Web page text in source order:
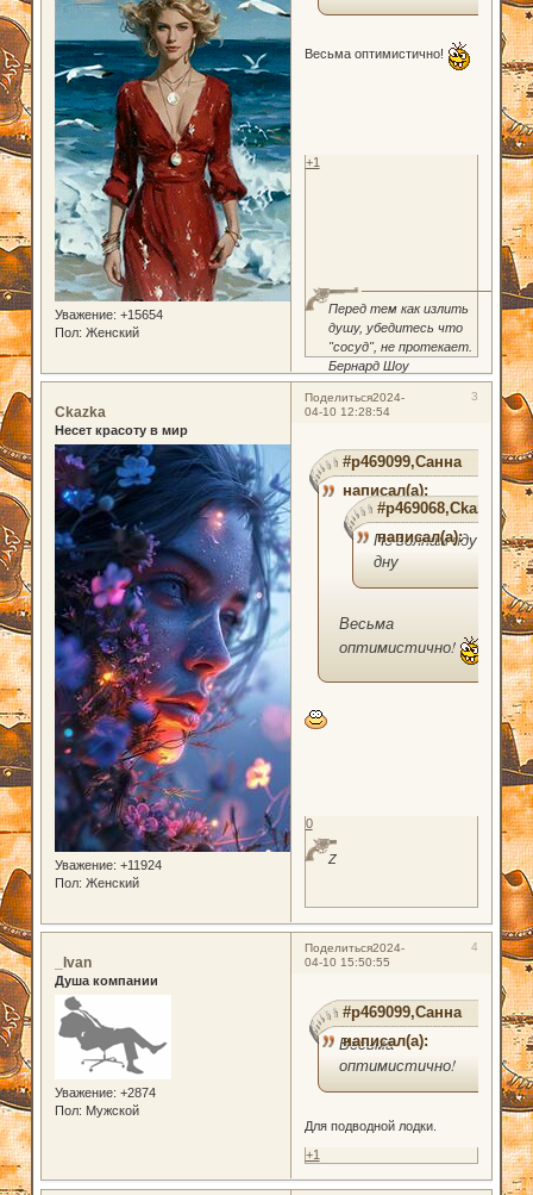
Уважение: +15654
Пол: Женский
Весьма оптимистично!
Перед тем как излить
душу, убедитесь что
"сосуд", не протекает.
Бернард Шоу
+1
Поделиться 3
2024-
04-10 12:28:54
Ckazka
Несет красоту в мир
Уважение: +11924
Пол: Женский
#p469099,Санна
написал(а):
#p469068,Ckazka
написал(а):
По волнам иду ко
дну
Весьма
оптимистично!
Z
0
Поделиться 4
2024-
04-10 15:50:55
_Ivan
Душа компании
Уважение: +2874
Пол: Мужской
#p469099,Санна
написал(а):
Весьма
оптимистично!
Для подводной лодки.
+1